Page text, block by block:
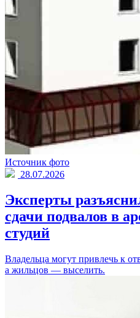
Источник фото
28.07.2026
Эксперты
сдачи подвалов в
студий
Владельца могут привлечь к
а жильцов — выселить.